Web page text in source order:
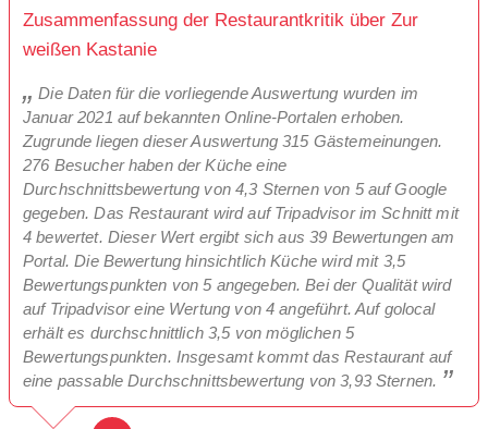
Zusammenfassung der Restaurantkritik über Zur
weißen Kastanie
Die Daten für die vorliegende Auswertung wurden im
Januar 2021 auf bekannten Online-Portalen erhoben.
Zugrunde liegen dieser Auswertung 315 Gästemeinungen.
276 Besucher haben der Küche eine
Durchschnittsbewertung von 4,3 Sternen von 5 auf Google
gegeben. Das Restaurant wird auf Tripadvisor im Schnitt mit
4 bewertet. Dieser Wert ergibt sich aus 39 Bewertungen am
Portal. Die Bewertung hinsichtlich Küche wird mit 3,5
Bewertungspunkten von 5 angegeben. Bei der Qualität wird
auf Tripadvisor eine Wertung von 4 angeführt. Auf golocal
erhält es durchschnittlich 3,5 von möglichen 5
Bewertungspunkten. Insgesamt kommt das Restaurant auf
eine passable Durchschnittsbewertung von 3,93 Sternen.